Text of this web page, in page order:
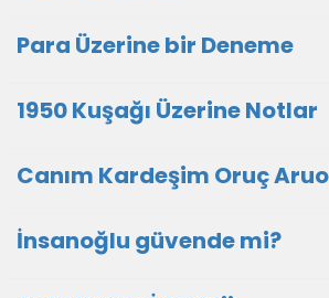
Para Üzerine bir Deneme
1950 Kuşağı Üzerine Notlar
Canım Kardeşim Oruç
İnsanoğlu güvende mi?